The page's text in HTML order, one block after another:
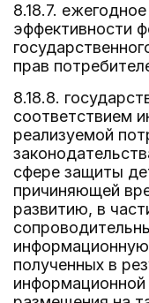
8.18.7.
эффективности
прав
8.18.8.
соответствием
реализуемой
сфере защиты
причиняющей
развитию, в
полученных в
информационной